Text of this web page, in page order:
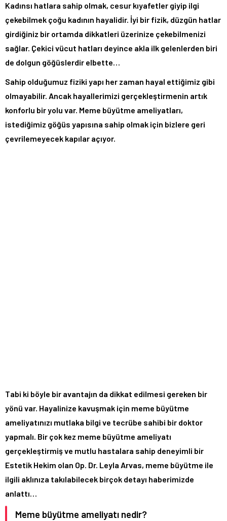
Kadınsı hatlara sahip olmak, cesur kıyafetler giyip ilgi
çekebilmek çoğu kadının hayalidir. İyi bir fizik, düzgün hatlar
girdiğiniz bir ortamda dikkatleri üzerinize çekebilmenizi
sağlar. Çekici vücut hatları deyince akla ilk gelenlerden biri
de dolgun göğüslerdir elbette…
Sahip olduğumuz fiziki yapı her zaman hayal ettiğimiz gibi
olmayabilir. Ancak hayallerimizi gerçekleştirmenin artık
konforlu bir yolu var. Meme büyütme ameliyatları,
istediğimiz göğüs yapısına sahip olmak için bizlere geri
çevrilemeyecek kapılar açıyor.
Tabi ki böyle bir avantajın da dikkat edilmesi gereken bir
yönü var. Hayalinize kavuşmak için meme büyütme
ameliyatınızı mutlaka bilgi ve tecrübe sahibi bir doktor
yapmalı. Bir çok kez meme büyütme ameliyatı
gerçekleştirmiş ve mutlu hastalara sahip deneyimli bir
Estetik Hekim olan Op. Dr. Leyla Arvas, meme büyütme ile
ilgili aklınıza takılabilecek birçok detayı haberimizde
anlattı…
Meme büyütme ameliyatı nedir?